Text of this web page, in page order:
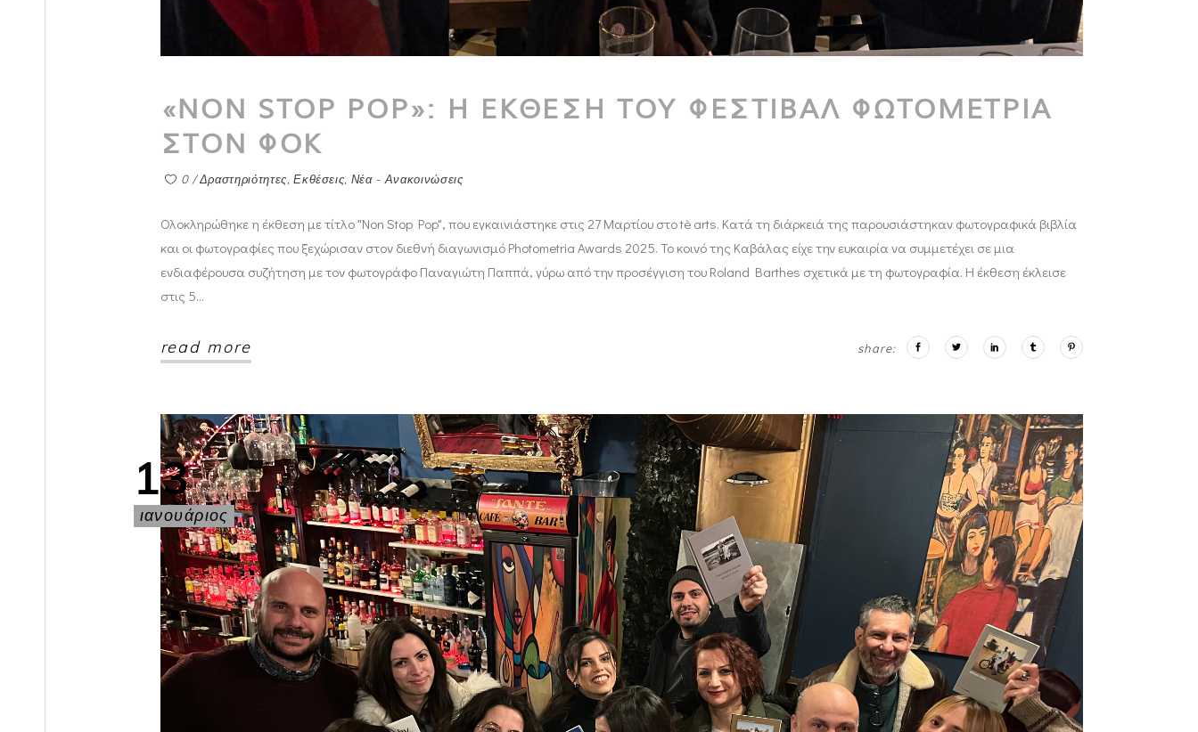
«NON STOP POP»: Η ΕΚΘΕΣΗ ΤΟΥ ΦΕΣΤΙΒΑΛ ΦΩΤΟΜΕΤΡΙΑ
ΣΤΟΝ ΦΟΚ
0 Δραστηριότητες,Εκθέσεις, Νέα - Ανακοινώσεις
Ολοκληρώθηκε η έκθεση με τίτλο "Non Stop Pop", που εγκαινιάστηκε στις 27 Μαρτίου στο tè arts. Κατά τη διάρκειά της παρουσιάστηκαν φωτογραφικά βιβλία
και οι φωτογραφίες που ξεχώρισαν στον διεθνή διαγωνισμό Photometria Awards 2025. Το κοινό της Καβάλας είχε την ευκαιρία να συμμετέχει σε μια
ενδιαφέρουσα συζήτηση με τον φωτογράφο Παναγιώτη Παππά, γύρω από την προσέγγιση του Roland Barthes σχετικά με τη φωτογραφία. Η έκθεση έκλεισε
στις 5
read more share:
13
ιανουάριος